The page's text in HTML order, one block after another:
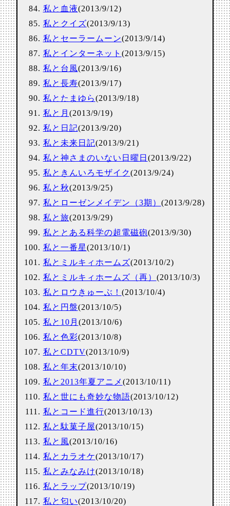
私と血液(2013/9/12)
私とクイズ(2013/9/13)
私とセーラームーン(2013/9/14)
私とインターネット (2013/9/15)
私と台風(2013/9/16)
私と長寿(2013/9/17)
私とたまゆら(2013/9/18)
私と月 (2013/9/19)
私と日記(2013/9/20)
私と未来日記(2013/9/21)
私と神さまのいない日曜日 (2013/9/22)
私ときんいろモザイク(2013/9/24)
私と秋(2013/9/25)
私とローゼンメイデン（3期） (2013/9/28)
私と旅(2013/9/29)
私ととある科学の超電磁砲(2013/9/30)
私と一番星(2013/10/1)
私とミルキィホームズ(2013/10/2)
私とミルキィホームズ（再） (2013/10/3)
私とロウきゅーぶ！ (2013/10/4)
私と円盤(2013/10/5)
私と10月 (2013/10/6)
私と色彩(2013/10/8)
私とCDTV(2013/10/9)
私と年末(2013/10/10)
私と2013年夏アニメ (2013/10/11)
私と世にも奇妙な物語(2013/10/12)
私とコード進行(2013/10/13)
私と駄菓子屋(2013/10/15)
私と風(2013/10/16)
私とカラオケ(2013/10/17)
私とみなみけ(2013/10/18)
私とラップ(2013/10/19)
私と匂い(2013/10/20)